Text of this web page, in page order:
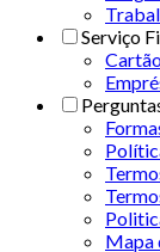
Serviço
Mapa